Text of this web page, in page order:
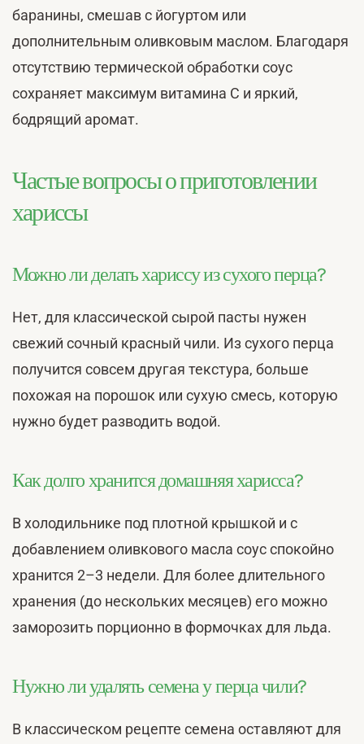
баранины, смешав с йогуртом или
дополнительным оливковым маслом. Благодаря
отсутствию термической обработки соус
сохраняет максимум витамина С и яркий,
бодрящий аромат.
Частые вопросы о приготовлении
хариссы
Можно ли делать хариссу из сухого перца?
Нет, для классической сырой пасты нужен
свежий сочный красный чили. Из сухого перца
получится совсем другая текстура, больше
похожая на порошок или сухую смесь, которую
нужно будет разводить водой.
Как долго хранится домашняя харисса?
В холодильнике под плотной крышкой и с
добавлением оливкового масла соус спокойно
хранится 2–3 недели. Для более длительного
хранения (до нескольких месяцев) его можно
заморозить порционно в формочках для льда.
Нужно ли удалять семена у перца чили?
В классическом рецепте семена оставляют для